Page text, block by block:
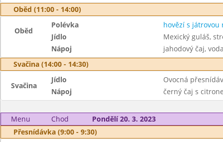
Oběd (11:00 - 14:00)
Oběd
Polévka
hovězí s játrovou
Jídlo
Mexický guláš,
Nápoj
jahodový čaj,
Svačina (14:00 - 14:30)
Svačina
Jídlo
Ovocná
Nápoj
černý čaj s
Menu Chod
Pondělí 20. 3. 2023
Přesnídávka (9:00 - 9:30)